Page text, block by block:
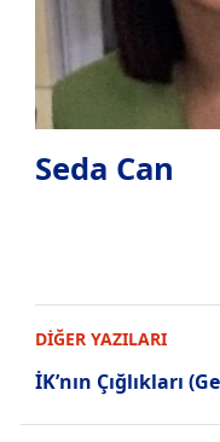
Seda Can
DİĞER YAZILARI
İK’nın Çığlıkları